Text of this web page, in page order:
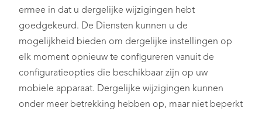
ermee in dat u dergelijke wijzigingen hebt
goedgekeurd. De Diensten kunnen u de
mogelijkheid bieden om dergelijke instellingen op
elk moment opnieuw te configureren vanuit de
configuratieopties die beschikbaar zijn op uw
mobiele apparaat. Dergelijke wijzigingen kunnen
onder meer betrekking hebben op, maar niet beperkt